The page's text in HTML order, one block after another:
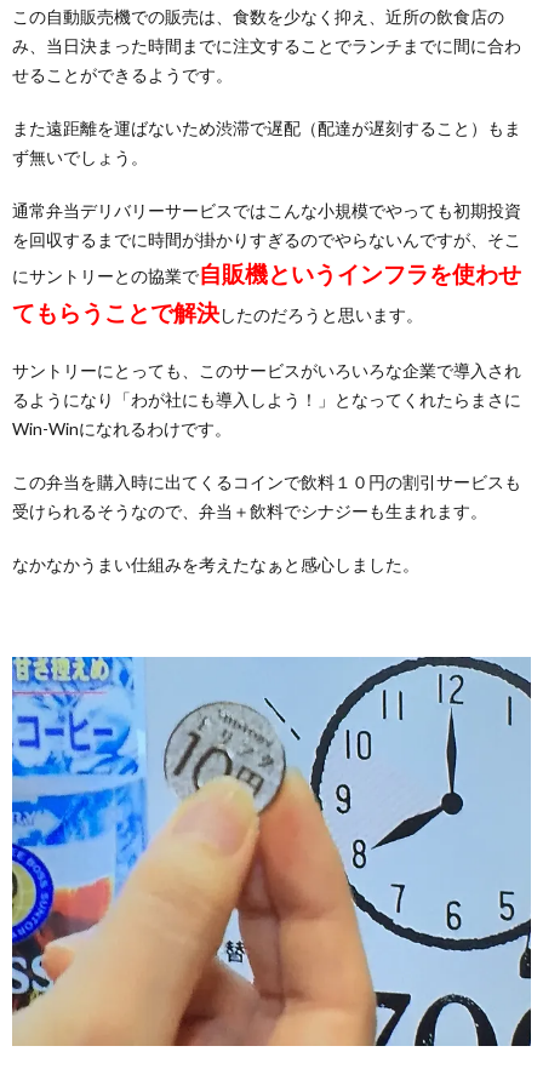
この自動販売機での販売は、食数を少なく抑え、近所の飲食店の
み、当日決まった時間までに注文することでランチまでに間に合わ
せることができるようです。
また遠距離を運ばないため渋滞で遅配（配達が遅刻すること）もま
ず無いでしょう。
通常弁当デリバリーサービスではこんな小規模でやっても初期投資
を回収するまでに時間が掛かりすぎるのでやらないんですが、そこ
にサントリーとの協業で自販機というインフラを使わせ
てもらうことで解決したのだろうと思います。
サントリーにとっても、このサービスがいろいろな企業で導入され
るようになり「わが社にも導入しよう！」となってくれたらまさに
Win-Winになれるわけです。
この弁当を購入時に出てくるコインで飲料１０円の割引サービスも
受けられるそうなので、弁当＋飲料でシナジーも生まれます。
なかなかうまい仕組みを考えたなぁと感心しました。